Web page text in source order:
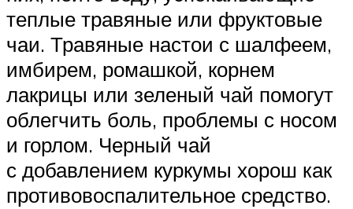
теплые травяные или фруктовые
чаи. Травяные настои с шалфеем,
имбирем, ромашкой, корнем
лакрицы или зеленый чай помогут
облегчить боль, проблемы с носом
и горлом. Черный чай
с добавлением куркумы хорош как
противовоспалительное средство.